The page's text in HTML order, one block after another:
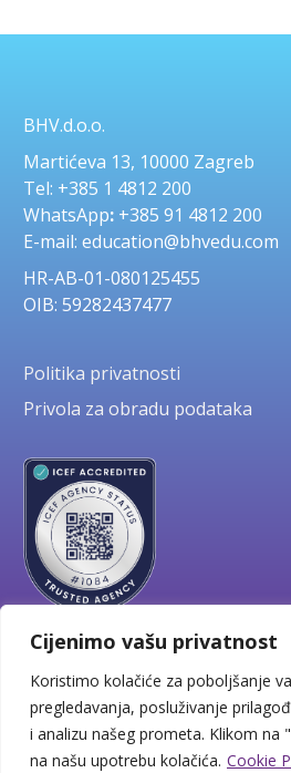
Cijenimo vašu privatnost
Koristimo kolačiće za poboljšanje
pregledavanja, posluživanje
i analizu našeg prometa. Klikom na
na našu upotrebu kolačića. Cookie
BHV.d.o.o.
Martićeva 13, 10000 Zagreb
Tel: +385 1 4812 200
WhatsApp:+385 91 4812 200
E-mail: education@bhvedu.com
HR-AB-01-080125455
OIB: 59282437477
Politika privatnosti
Privola za obradu podataka
Copyright © 2026 BHV Education